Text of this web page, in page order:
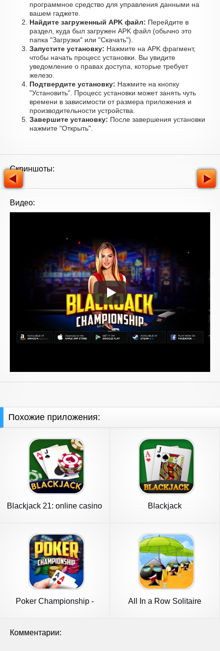
программное средство для управления данными на
вашем гаджете.
Найдите загруженный APK файл: Перейдите в
раздел, куда был загружен APK файл (обычно это
папка "Загрузки" или "Скачать").
Запустите установку: Нажмите на APK фрагмент,
чтобы начать процесс установки. Вы увидите
уведомление о правах доступа, которые требует
железо.
Подтвердите установку: Нажмите на кнопку
"Установить". Процесс установки может занять чуть
времени в зависимости от размера приложения и
производительности устройства.
Завершите установку: После завершения установки
нажмите "Открыть".
Скриншоты:
Видео:
Похожие приложения:
Blackjack 21: online casino Blackjack
Poker Championship -
All In a Row Solitaire
Комментарии: